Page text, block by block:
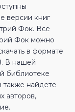
версии книг
Фок. Все
Фок можно
в формате
В нашей
библиотеке
найдете
авторов,